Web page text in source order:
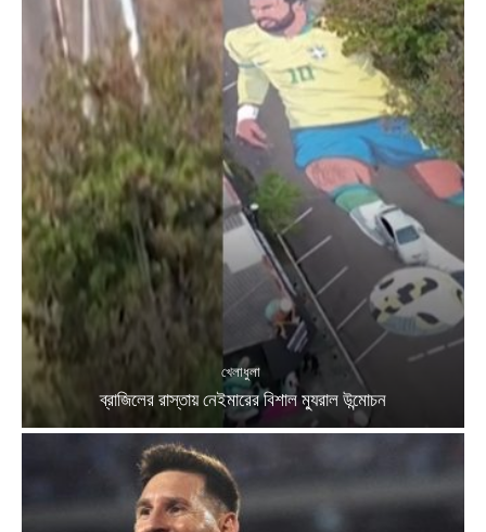
খেলাধুলা
ব্রাজিলের রাস্তায় নেইমারের বিশাল ম্যুরাল উন্মোচন